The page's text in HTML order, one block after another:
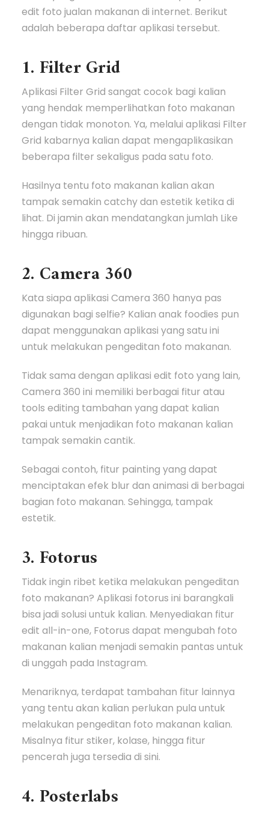
edit foto jualan makanan di internet. Berikut
adalah beberapa daftar aplikasi tersebut.
1. Filter Grid
Aplikasi Filter Grid sangat cocok bagi kalian
yang hendak memperlihatkan foto makanan
dengan tidak monoton. Ya, melalui aplikasi Filter
Grid kabarnya kalian dapat mengaplikasikan
beberapa filter sekaligus pada satu foto.
Hasilnya tentu foto makanan kalian akan
tampak semakin catchy dan estetik ketika di
lihat. Di jamin akan mendatangkan jumlah Like
hingga ribuan.
2. Camera 360
Kata siapa aplikasi Camera 360 hanya pas
digunakan bagi selfie? Kalian anak foodies pun
dapat menggunakan aplikasi yang satu ini
untuk melakukan pengeditan foto makanan.
Tidak sama dengan aplikasi edit foto yang lain,
Camera 360 ini memiliki berbagai fitur atau
tools editing tambahan yang dapat kalian
pakai untuk menjadikan foto makanan kalian
tampak semakin cantik.
Sebagai contoh, fitur painting yang dapat
menciptakan efek blur dan animasi di berbagai
bagian foto makanan. Sehingga, tampak
estetik.
3. Fotorus
Tidak ingin ribet ketika melakukan pengeditan
foto makanan? Aplikasi fotorus ini barangkali
bisa jadi solusi untuk kalian. Menyediakan fitur
edit all-in-one, Fotorus dapat mengubah foto
makanan kalian menjadi semakin pantas untuk
di unggah pada Instagram.
Menariknya, terdapat tambahan fitur lainnya
yang tentu akan kalian perlukan pula untuk
melakukan pengeditan foto makanan kalian.
Misalnya fitur stiker, kolase, hingga fitur
pencerah juga tersedia di sini.
4. Posterlabs